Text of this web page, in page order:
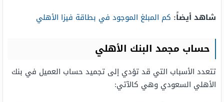
شاهد أيضاً: كم المبلغ الموجود في بطاقة فيزا الأهلي
حساب مجمد البنك الأهلي
تتعدد الأسباب التي قد تؤدي إلى تجميد حساب العميل في بنك
الأهلي السعودي وهي كالآتي: